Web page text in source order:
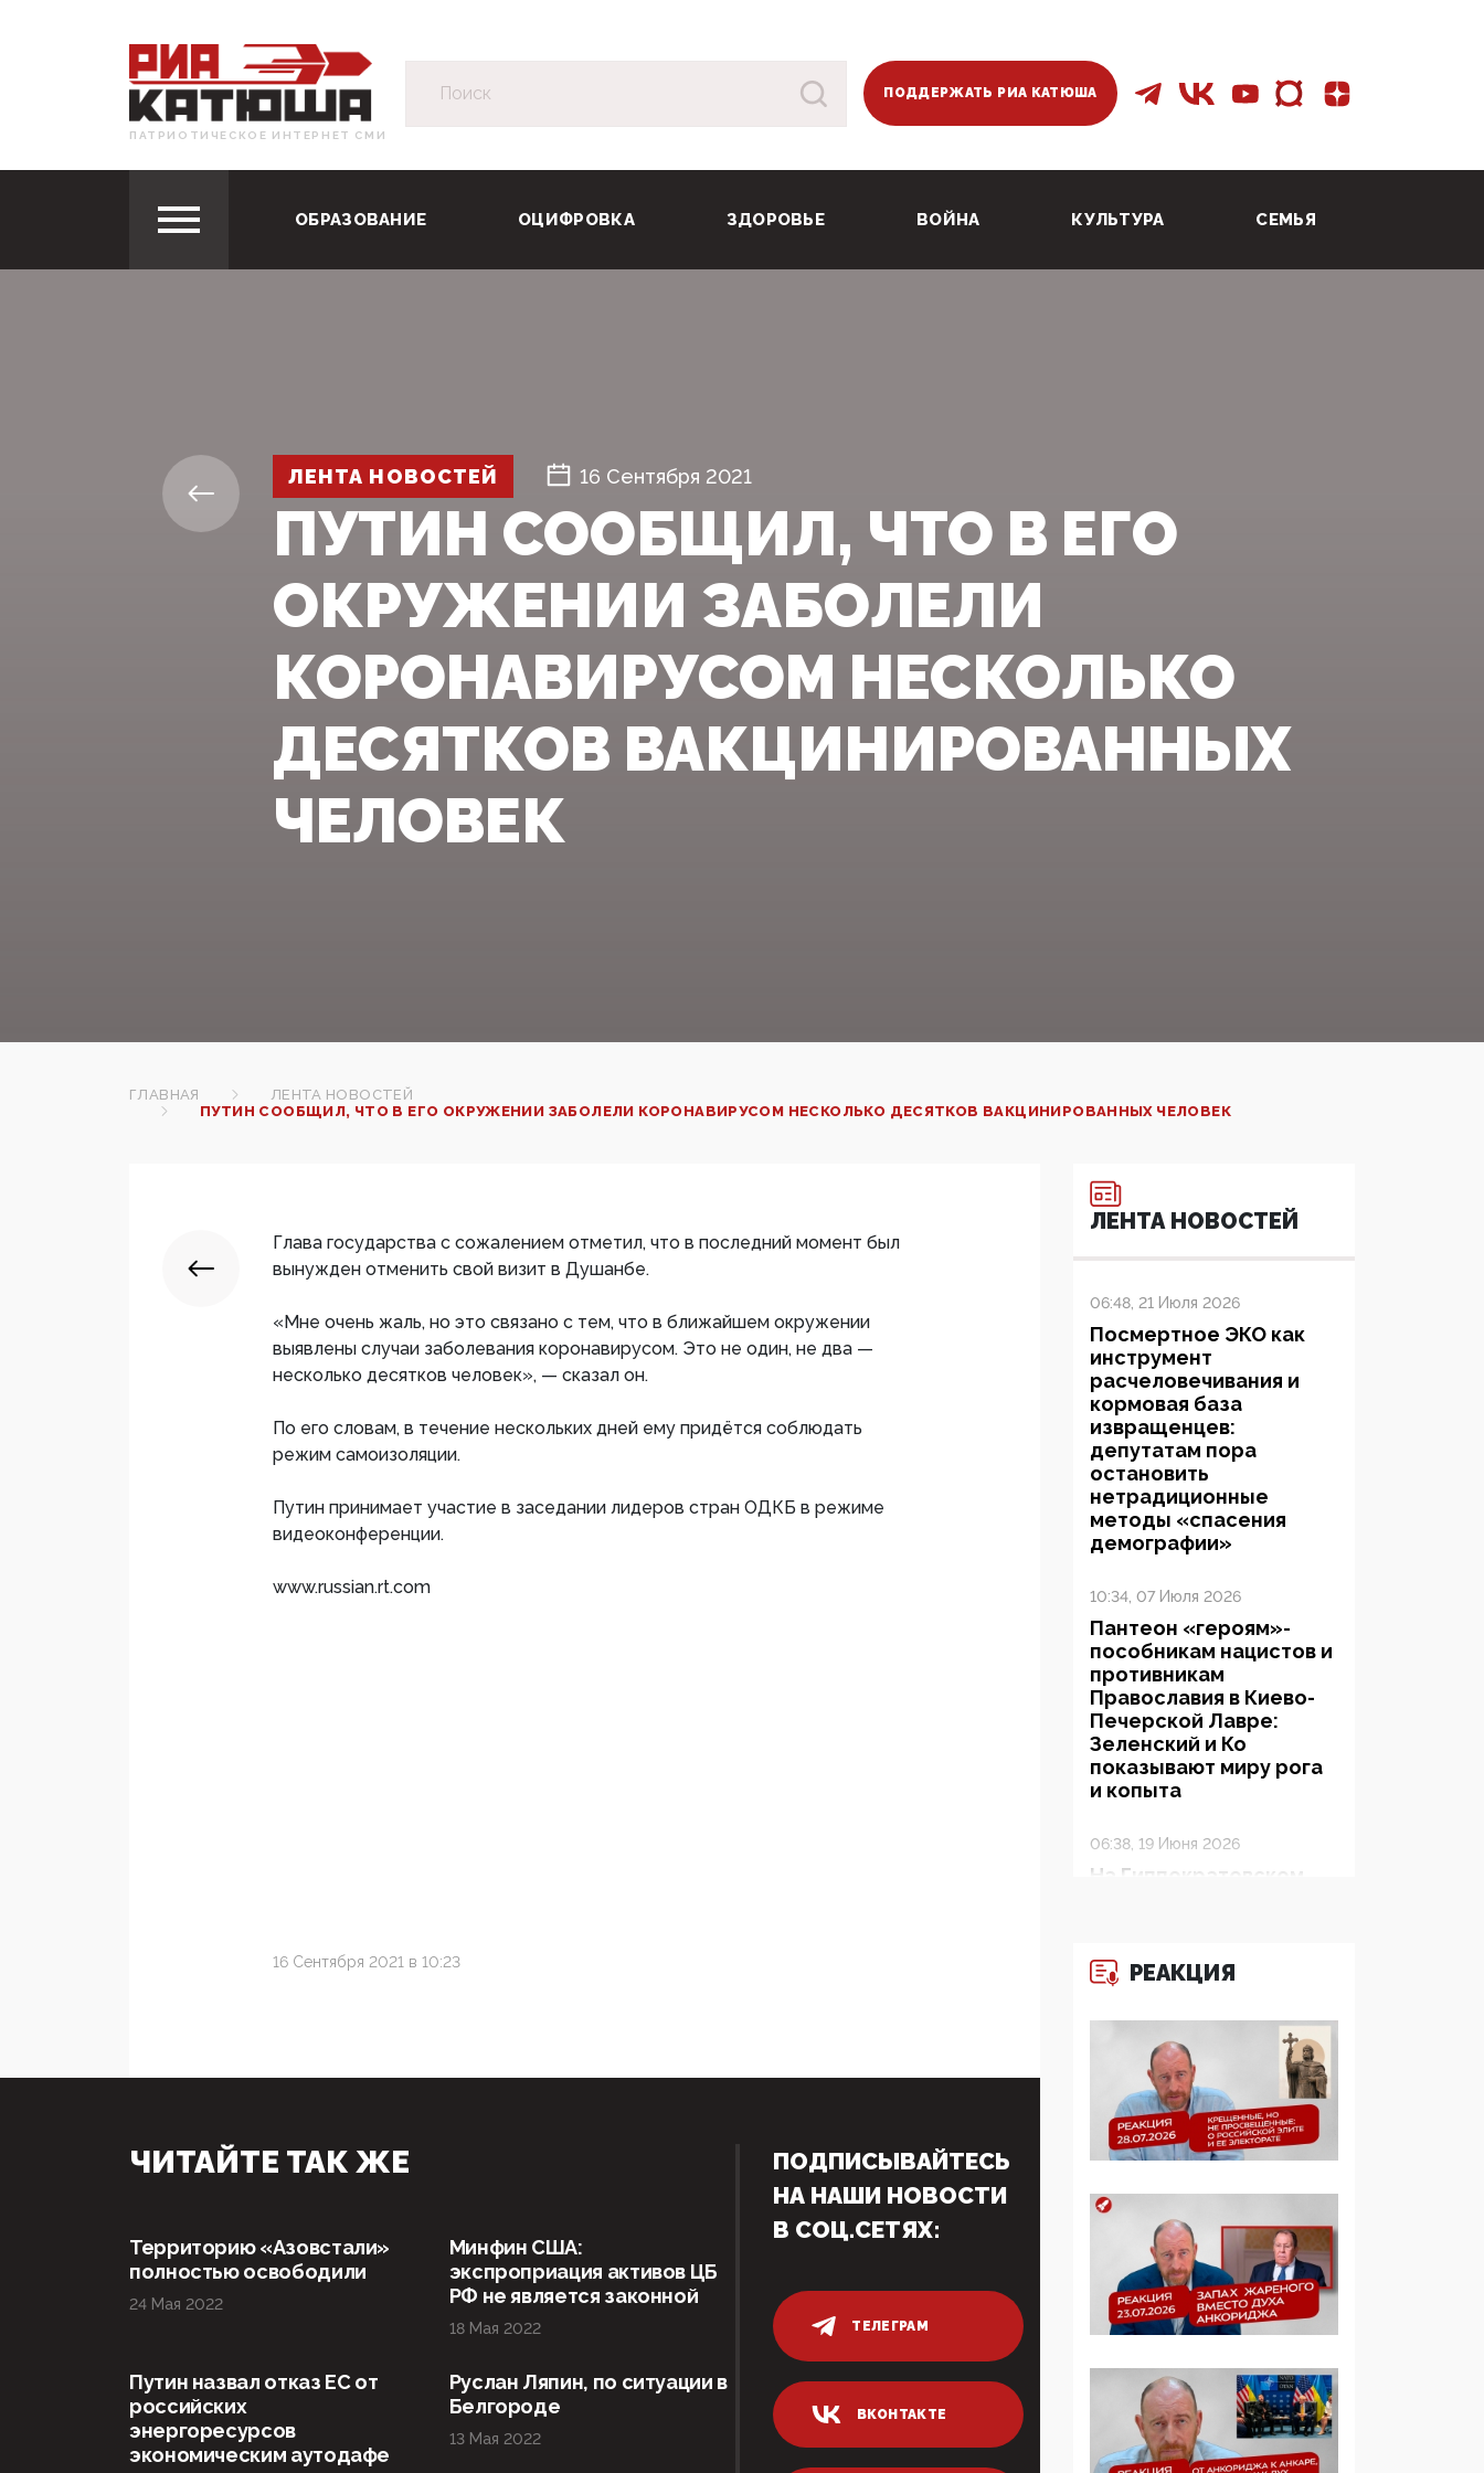
ПАТРИОТИЧЕСКОЕ ИНТЕРНЕТ СМИ
ПОДДЕРЖАТЬ РИА КАТЮША
ОБРАЗОВАНИЕ ОЦИФРОВКА ЗДОРОВЬЕ ВОЙНА КУЛЬТУРА СЕМЬЯ
ЛЕНТА НОВОСТЕЙ 16 Сентября 2021
ПУТИН СООБЩИЛ, ЧТО В ЕГО
ОКРУЖЕНИИ ЗАБОЛЕЛИ
КОРОНАВИРУСОМ НЕСКОЛЬКО
ДЕСЯТКОВ ВАКЦИНИРОВАННЫХ
ЧЕЛОВЕК
ГЛАВНАЯ
ЛЕНТА НОВОСТЕЙ
ПУТИН СООБЩИЛ, ЧТО В ЕГО ОКРУЖЕНИИ ЗАБОЛЕЛИ КОРОНАВИРУСОМ НЕСКОЛЬКО ДЕСЯТКОВ ВАКЦИНИРОВАННЫХ ЧЕЛОВЕК
Глава государства с сожалением отметил, что в последний момент был
вынужден отменить свой визит в Душанбе.
«Мне очень жаль, но это связано с тем, что в ближайшем окружении
выявлены случаи заболевания коронавирусом. Это не один, не два —
несколько десятков человек», — сказал он.
По его словам, в течение нескольких дней ему придётся соблюдать
режим самоизоляции.
Путин принимает участие в заседании лидеров стран ОДКБ в режиме
видеоконференции.
www.russian.rt.com
16 Сентября 2021 в 10:23
ЛЕНТА НОВОСТЕЙ
06:48, 21 Июля 2026
Посмертное ЭКО как
инструмент
расчеловечивания и
кормовая база
извращенцев:
депутатам пора
остановить
нетрадиционные
методы «спасения
демографии»
10:34, 07 Июля 2026
Пантеон «героям»-
пособникам нацистов и
противникам
Православия в Киево-
Печерской Лавре:
Зеленский и Ко
показывают миру рога
и копыта
06:38, 19 Июня 2026
На Гиппократовском
бюджета в 100 раз
больше, чем кровные
многодетные семьи
05:00, 13 Июня 2026
Разбор учебника
Обществознания под
редакцией Медведева:
традиционные
ценности и немного
двоемыслия
11:53, 09 Июня 2026
Прокуратура наконец
экстремистскую
деятельность ИИТО
ЮНЕСКО в России, но
цифроглобалисты
продолжают
РЕАКЦИЯ
ЧИТАЙТЕ ТАК ЖЕ
Территорию «Азовстали»
полностью освободили
24 Мая 2022
Минфин США:
экспроприация активов ЦБ
РФ не является законной
18 Мая 2022
Путин назвал отказ ЕС от
российских
энергоресурсов
экономическим аутодафе
Руслан Ляпин, по ситуации в
Белгороде
13 Мая 2022
ПОДПИСЫВАЙТЕСЬ
НА НАШИ НОВОСТИ
В СОЦ.СЕТЯХ:
ТЕЛЕГРАМ
ВКОНТАКТЕ